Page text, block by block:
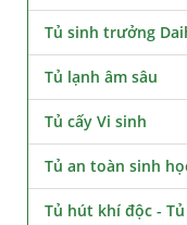
Tủ sinh trưởng
Tủ lạnh âm sâu
Tủ cấy Vi sinh
Tủ an toàn sinh
Tủ hút khí độc -